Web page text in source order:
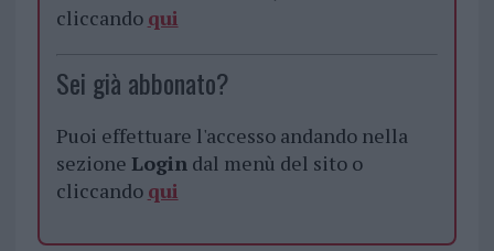
cliccando qui
Sei già abbonato?
Puoi effettuare l'accesso andando nella
sezione Logindal menù del sito o
cliccando qui